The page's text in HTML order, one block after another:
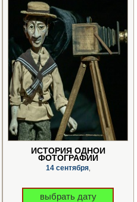
ИСТОРИЯ ОДНОЙ
ФОТОГРАФИИ
14 сентября,
выбрать дату